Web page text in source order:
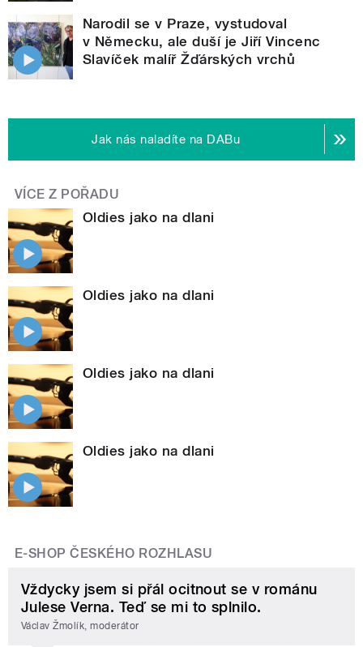
Narodil se v Praze, vystudoval
v Německu, ale duší je Jiří Vincenc
Slavíček malíř Žďárských vrchů
Jak nás naladíte na DABu
VÍCE Z POŘADU
Oldies jako na dlani
Oldies jako na dlani
Oldies jako na dlani
Oldies jako na dlani
E-SHOP ČESKÉHO ROZHLASU
Vždycky jsem si přál ocitnout se v románu
Julese Verna. Teď se mi to splnilo.
Václav Žmolík, moderátor